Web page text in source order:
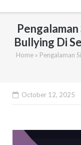
Bullying Di
Home » Pengalaman
October 12, 2025